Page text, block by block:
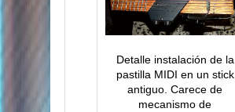
Detalle instalación de la
pastilla MIDI en un stick
antiguo. Carece de
mecanismo de